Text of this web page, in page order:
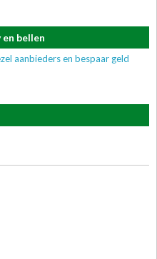
bellen
aanbieders en bespaar geld